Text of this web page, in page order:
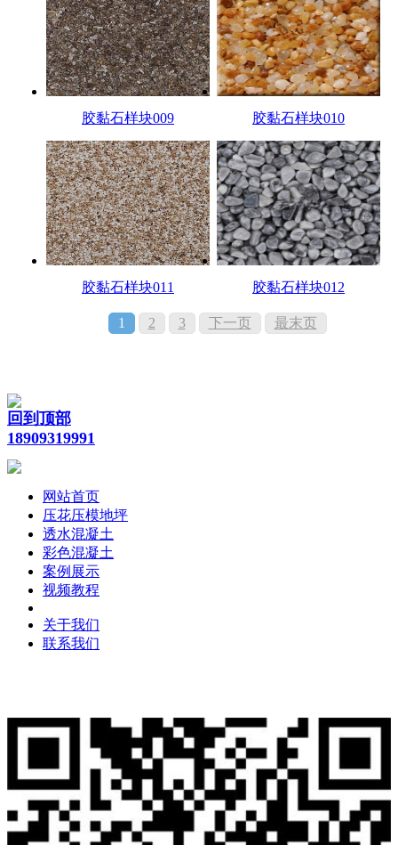
胶黏石样块009 胶黏石样块010
胶黏石样块011 胶黏石样块012
1 2 3 下一页 最末页
回到顶部
18909319991
网站首页
压花压模地坪
透水混凝土
彩色混凝土
案例展示
视频教程
关于我们
联系我们